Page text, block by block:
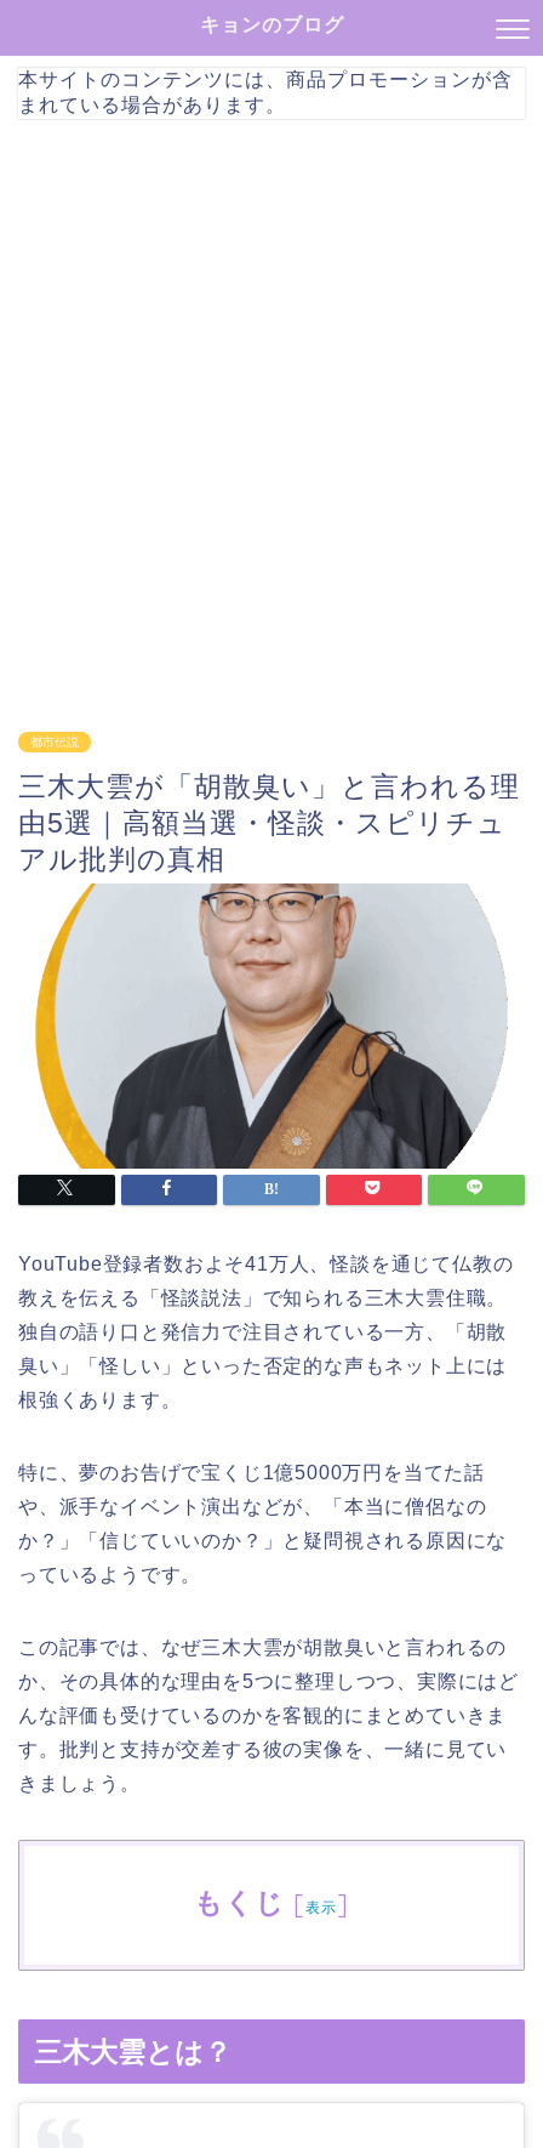
キョンのブログ
本サイトのコンテンツには、商品プロモーションが含
まれている場合があります。
都市伝説
三木大雲が「胡散臭い」と言われる理
由5選｜高額当選・怪談・スピリチュ
アル批判の真相
YouTube登録者数およそ41万人、怪談を通じて仏教の
教えを伝える「怪談説法」で知られる三木大雲住職。
独自の語り口と発信力で注目されている一方、「胡散
臭い」「怪しい」といった否定的な声もネット上には
根強くあります。
特に、夢のお告げで宝くじ1億5000万円を当てた話
や、派手なイベント演出などが、「本当に僧侶なの
か？」「信じていいのか？」と疑問視される原因にな
っているようです。
この記事では、なぜ三木大雲が胡散臭いと言われるの
か、その具体的な理由を5つに整理しつつ、実際にはど
んな評価も受けているのかを客観的にまとめていきま
す。批判と支持が交差する彼の実像を、一緒に見てい
きましょう。
もくじ [表示]
三木大雲とは？